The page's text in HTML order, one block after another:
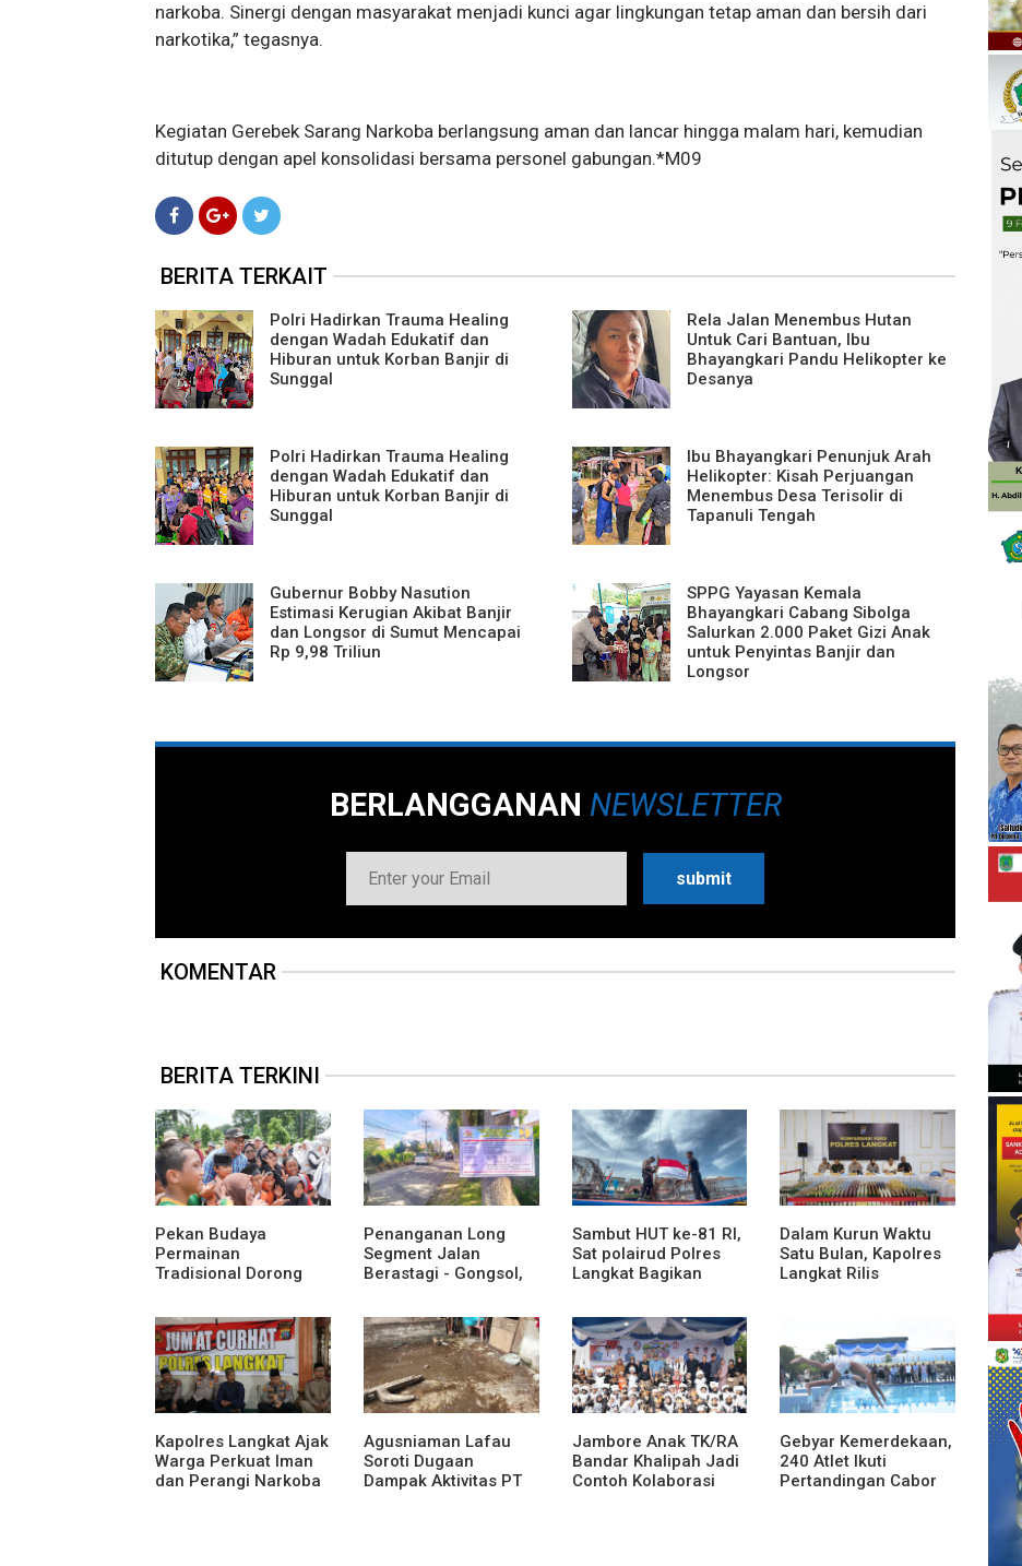
narkoba. Sinergi dengan masyarakat menjadi kunci agar lingkungan tetap aman dan bersih dari
narkotika,” tegasnya.
Kegiatan Gerebek Sarang Narkoba berlangsung aman dan lancar hingga malam hari, kemudian
ditutup dengan apel konsolidasi bersama personel gabungan.*M09
BERITA TERKAIT
Polri Hadirkan Trauma Healing
dengan Wadah Edukatif dan
Hiburan untuk Korban Banjir di
Sunggal
Rela Jalan Menembus Hutan
Untuk Cari Bantuan, Ibu
Bhayangkari Pandu Helikopter ke
Desanya
Polri Hadirkan Trauma Healing
dengan Wadah Edukatif dan
Hiburan untuk Korban Banjir di
Sunggal
Ibu Bhayangkari Penunjuk Arah
Helikopter: Kisah Perjuangan
Menembus Desa Terisolir di
Tapanuli Tengah
Gubernur Bobby Nasution
Estimasi Kerugian Akibat Banjir
dan Longsor di Sumut Mencapai
Rp 9,98 Triliun
SPPG Yayasan Kemala
Bhayangkari Cabang Sibolga
Salurkan 2.000 Paket Gizi Anak
untuk Penyintas Banjir dan
Longsor
BERLANGGANAN NEWSLETTER
KOMENTAR
BERITA TERKINI
Pekan Budaya
Permainan
Tradisional Dorong
dan Kurangi
Ketergantungan
Gadget
Penanganan Long
Segment Jalan
Berastagi - Gongsol,
Kabupaten Karo
Tingkatkan
Kenyamanan Akses
Wisata, Pertanian dan
Perekonomian
Sambut HUT ke-81 RI,
Sat polairud Polres
Langkat Bagikan
kepada Nelayan
Dalam Kurun Waktu
Satu Bulan, Kapolres
Langkat Rilis
Pidana Kriminal, dan
Kekerasan Seksual
terhadap Anak
Kapolres Langkat Ajak
Warga Perkuat Iman
dan Perangi Narkoba
Agusniaman Lafau
Soroti Dugaan
Dampak Aktivitas PT
Jambore Anak TK/RA
Bandar Khalipah Jadi
Contoh Kolaborasi
Gebyar Kemerdekaan,
240 Atlet Ikuti
Pertandingan Cabor